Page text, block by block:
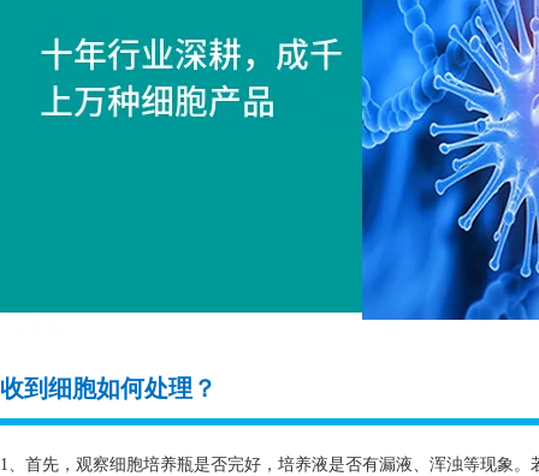
收到细胞如何处理？
1、首先，观察细胞培养瓶是否完好，培养液是否有漏液、浑浊等现象